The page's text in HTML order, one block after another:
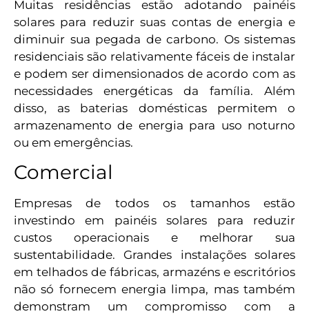
Muitas residências estão adotando painéis
solares para reduzir suas contas de energia e
diminuir sua pegada de carbono. Os sistemas
residenciais são relativamente fáceis de instalar
e podem ser dimensionados de acordo com as
necessidades energéticas da família. Além
disso, as baterias domésticas permitem o
armazenamento de energia para uso noturno
ou em emergências.
Comercial
Empresas de todos os tamanhos estão
investindo em painéis solares para reduzir
custos operacionais e melhorar sua
sustentabilidade. Grandes instalações solares
em telhados de fábricas, armazéns e escritórios
não só fornecem energia limpa, mas também
demonstram um compromisso com a